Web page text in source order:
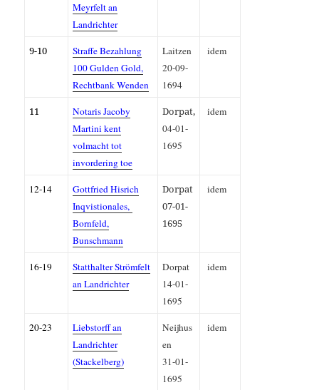
Meyrfelt an
Landrichter
9-10
Straffe Bezahlung
100 Gulden Gold,
Rechtbank Wenden
Laitzen
20-09-
1694
idem
11
Notaris Jacoby
Martini kent
volmacht tot
invordering toe
Dorpat,
04-01-
1695
idem
12-14
Gottfried Hisrich
Inqvistionales,
Bornfeld,
Bunschmann
Dorpat
07-01-
1695
idem
16-19
Statthalter Strömfelt
an Landrichter
Dorpat
14-01-
1695
idem
20-23
Liebstorff an
Landrichter
(Stackelberg)
Neijhus
en
31-01-
1695
idem